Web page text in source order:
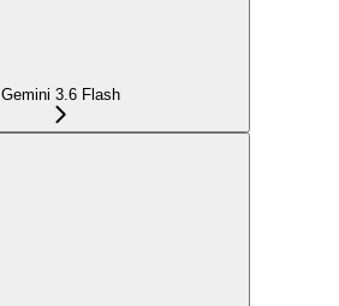
Gemini 3.6 Flash